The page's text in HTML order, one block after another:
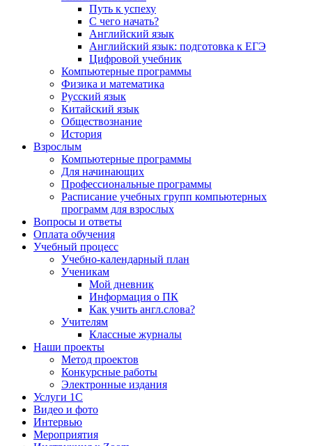
Путь к успеху
С чего начать?
Английский язык
Английский язык: подготовка к ЕГЭ
Цифровой учебник
Компьютерные программы
Физика и математика
Русский язык
Китайский язык
Обществознание
История
Взрослым
Компьютерные программы
Для начинающих
Профессиональные программы
Расписание учебных групп компьютерных
программ для взрослых
Вопросы и ответы
Оплата обучения
Учебный процесс
Учебно-календарный план
Ученикам
Мой дневник
Информация о ПК
Как учить англ.слова?
Учителям
Классные журналы
Наши проекты
Метод проектов
Конкурсные работы
Электронные издания
Услуги 1C
Видео и фото
Интервью
Мероприятия